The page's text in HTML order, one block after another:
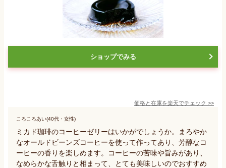
ショップでみる
価格と在庫を楽天でチェック >>
ころころあい(40代・女性)
ミカド珈琲のコーヒーゼリーはいかがでしょうか。まろやか
なオールドビーンズコーヒーを使って作ってあり、芳醇なコ
ーヒーの香りを楽しめます。コーヒーの苦味や旨みがあり、
なめらかな舌触りと相まって、とても美味しいのでおすすめ